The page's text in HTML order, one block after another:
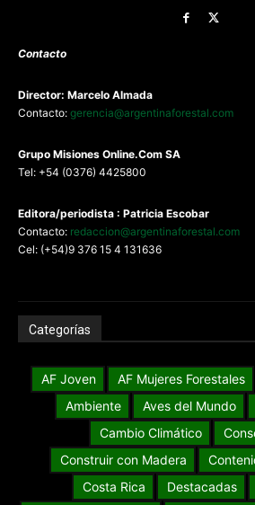
Contacto
Director: Marcelo Almada
Contacto: gerencia@argentinaforestal.com
Grupo Misiones Online.Com SA
Tel: +54 (0376) 4425800
Editora/periodista : Patricia Escobar
Contacto: redaccion@argentinaforestal.com
Cel: (+54)9 376 15 4 131636
Categorías
AF Joven AF Mujeres Forestales
Ambiente
Aves del Mundo
Cambio Climático
Construir con Madera
Costa Rica
Destacadas